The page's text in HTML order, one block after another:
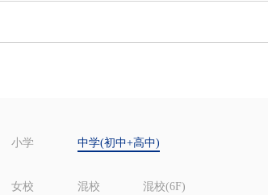
小学 中学(初中+高中)
女校 混校 混校(6F)